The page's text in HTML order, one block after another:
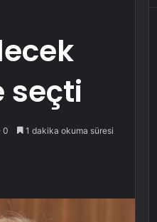
seçti
0 1 dakika okuma süresi